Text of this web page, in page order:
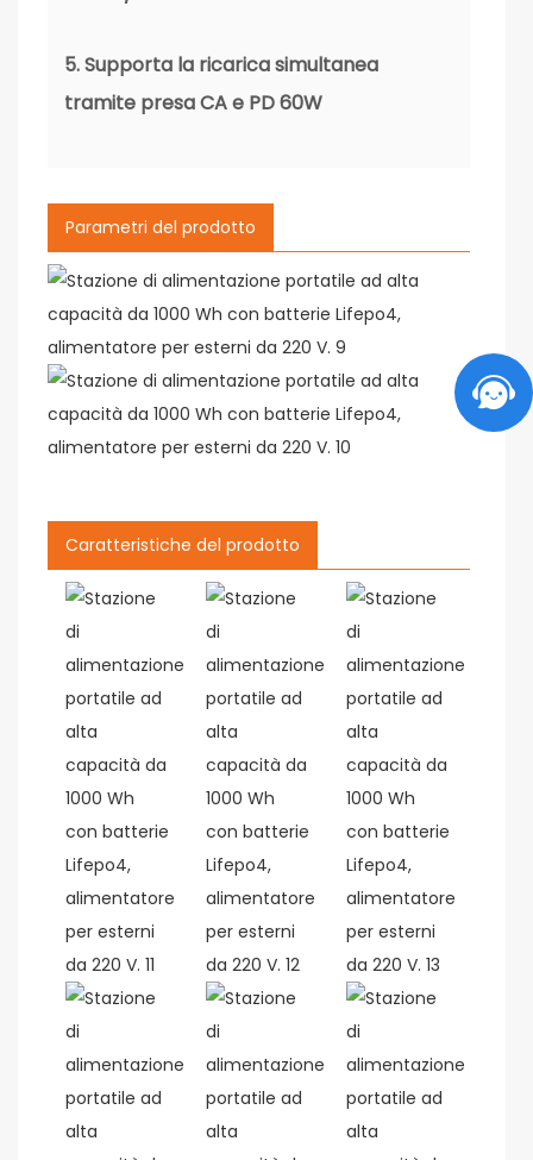
5. Supporta la ricarica simultanea
tramite presa CA e PD 60W
Parametri del prodotto
Caratteristiche del prodotto